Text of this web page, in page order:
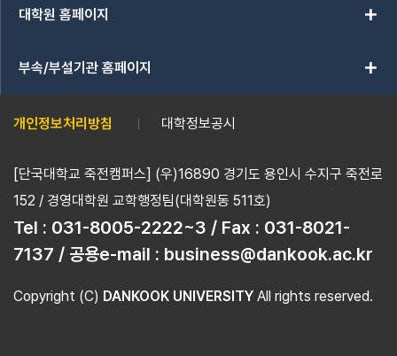
대학원 홈페이지 add
부속/부설기관 홈페이지 add
개인정보처리방침 대학정보공시
[단국대학교 죽전캠퍼스] (우)16890 경기도 용인시 수지구 죽전로
152 / 경영대학원 교학행정팀(대학원동 511호)
Tel : 031-8005-2222~3 / Fax : 031-8021-
7137 / 공용e-mail : business@dankook.ac.kr
Copyright (C) DANKOOK UNIVERSITY All rights reserved.